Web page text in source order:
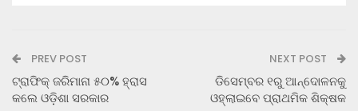
PREV POST
ଟ୍ରାଫିକ୍ ଜରିମାନା ୫୦% ହ୍ରାସ
କଲେ ଓଡ଼ିଶା ସରକାର
NEXT POST
ଡିସେମ୍ବର ୧ରୁ ଆନ୍ଦୋଳନକୁ
ଓହ୍ଲାଇବେ ପ୍ରାଥମିକ ଶିକ୍ଷକ